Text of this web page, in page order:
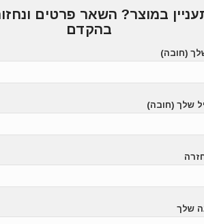
במוצר? השאר פרטים
בהקדם
(חובה)
שלך (חובה)
שלך